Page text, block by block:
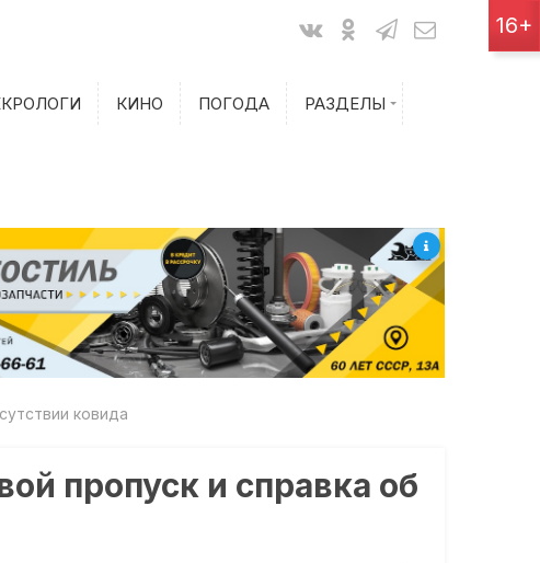
КИНО ПОГОДА РАЗДЕЛЫ
Показания счетчиков
Билеты на поезд
ковида
пропуск и справка об
16+